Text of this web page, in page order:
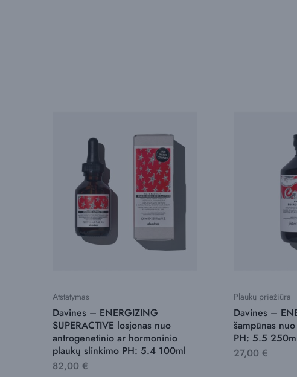
Atstatymas
Davines – ENERGIZING
SUPERACTIVE losjonas nuo
antrogenetinio ar hormoninio
plaukų slinkimo PH: 5.4 100ml
82,00 €
Plaukų priežiūra
Davines –
šampūnas
PH: 5.5
27,00 €